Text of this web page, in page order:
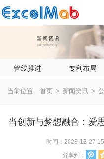
管线推进 专利布局
当前位置: 首页 > 新闻资讯 >
当创新与梦想融合：爱
时间： 2023-12-27
分享到：